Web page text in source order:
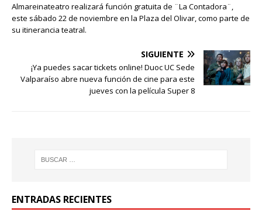
Almareinateatro realizará función gratuita de ¨La Contadora¨,
este sábado 22 de noviembre en la Plaza del Olivar, como parte de
su itinerancia teatral.
SIGUIENTE
¡Ya puedes sacar tickets online! Duoc UC Sede
Valparaíso abre nueva función de cine para este
jueves con la película Super 8
ENTRADAS RECIENTES